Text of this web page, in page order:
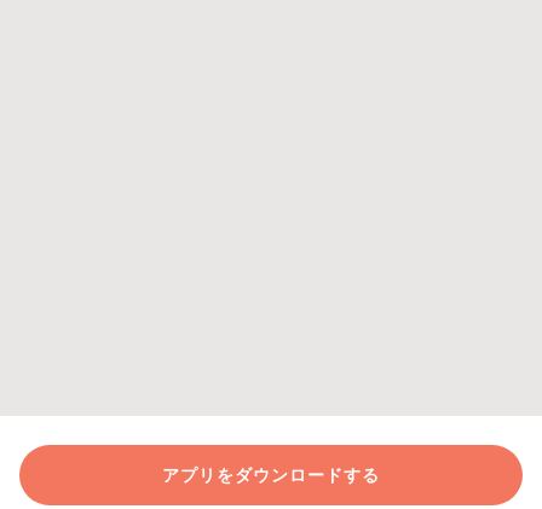
アプリをダウンロードする